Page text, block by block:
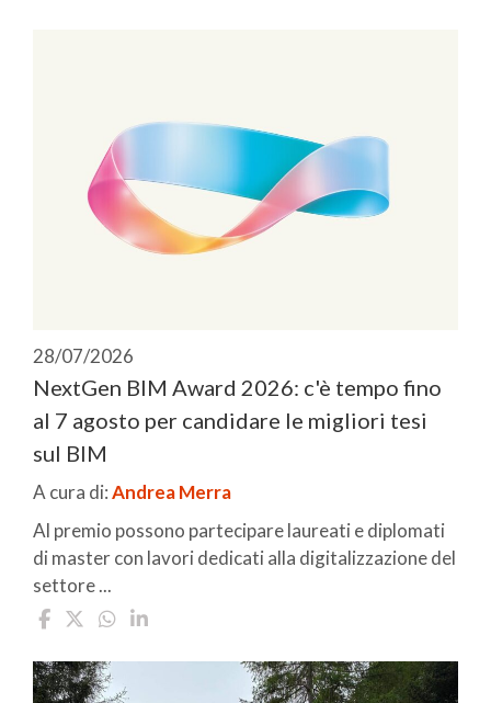
28/07/2026
NextGen BIM Award 2026: c'è tempo fino
al 7 agosto per candidare le migliori tesi
sul BIM
A cura di:Andrea Merra
Al premio possono partecipare laureati e diplomati
di master con lavori dedicati alla digitalizzazione del
settore ...